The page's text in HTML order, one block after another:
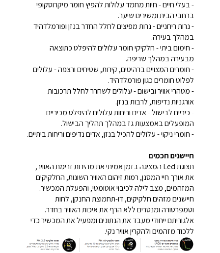
- בעלי חיים - חיות מחמד עלולות להפיץ חומר מיקרוסקופי
ברחבי הבית ומשירים שיער.
- נרות ריחניים - נרות מפיצים לחלל החדר בנזן ופורמלדהיד
במהלך בעירה.
- חימום ביתי - חלקיקי חומר עלולים להיפלט כתוצאה
מבעירה במהלך שריפה.
- חומרים המצויים ברהיטים, קירות, שטיחים ורצפה - עלולים
לפלוט חומרים כגון פורמלדהיד.
- מטהרי אוויר ובישום - עלולים לשחרר לחלל תרכובות
אורגניות נדיפות, לרבות בנזן.
- כיריים לבישול - אדים וריחות עלולים להיפלט מכיריים
המופעלים באמצעות גז במהלך תהליך הבישול.
- חומרי ניקוי - עלולים להכיל בנזן, אדים נדיפים וריחות ביתיים.
חיישנים חכמים
תצוגת Led המציגה בזמן אמיתי את מהירות זרימת האוויר,
את אורך חיי המסנן, רמות זיהום האוויר השונות, החלקיקים
המזהמים, מצב לילה לכיבוי אוטומטי, והפעלת המכשיר.
חיישנים מזהים חלקיקים, דו-תחמוצת החנקן, לחות
וטמפרטורה ומנטרים ללא הרף את איכות האוויר בחדר.
אלגוריתם ייחודי מעבד את הנתונים ומפעיל את המכשיר כדי
ללכוד מזהמים ולהקרין אוויר נקי.